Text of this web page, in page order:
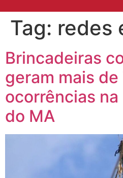
Tag: redes
Brincadeiras
geram mais
ocorrências
do MA